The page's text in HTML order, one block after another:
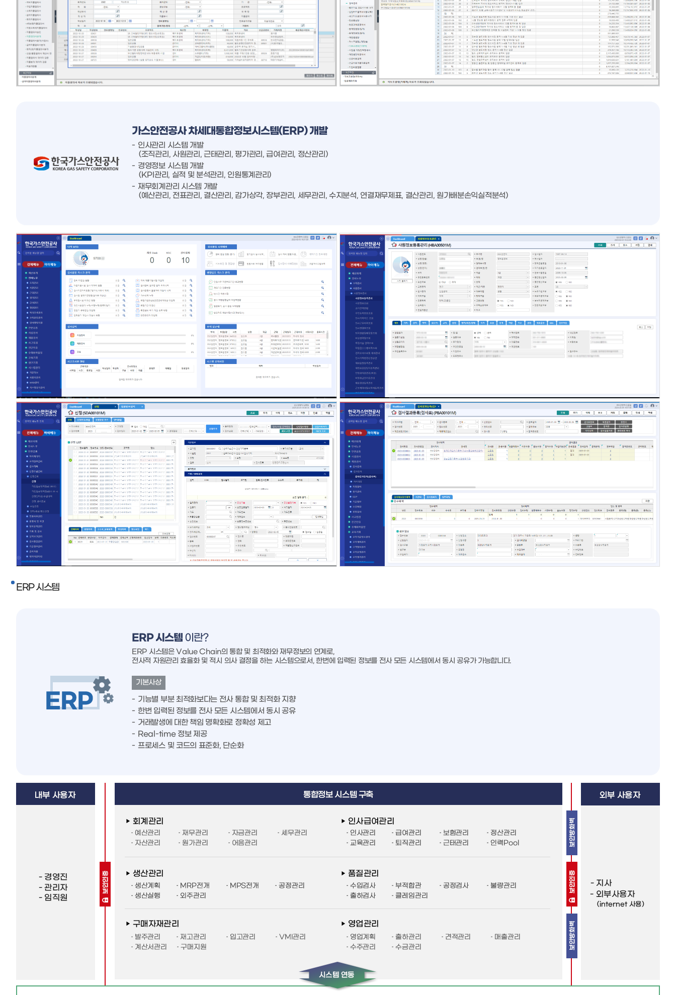
가스안전공사 차세대통합정보시스템(ERP) 개발
인사관리 시스템 개발
(조직관리, 사원관리, 근태관리, 평가관리, 급여관리, 정산관리)
경영정보 시스템 개발
(KPI관리, 실적 및 분석관리, 인원통계관리)
재무회계관리 시스템 개발
(예산관리, 전표관리, 결산관리, 감가상각, 장부관리, 세무관리, 수지분석, 연결재무제표, 결산관리, 원가배분손익실적분석)
ERP 시스템
ERP 시스템 이란?
ERP 시스템은 Value Chain의 통합 및 최적화와 재무정보의 연계로,
전사적 자원관리 효율화 및 적시 의사 결정을 하는 시스템으로서, 한번에 입력된 정보를 전사 모든 시스템에서 동시 공유가 가능합니다.
기본사상
기능별 부분 최적화보다는 전사 통합 및 최적화 지향
한번 입력된 정보를 전사 모든 시스템에서 동시 공유
거래발생에 대한 책임 명확화로 정확성 제고
Real-time 정보 제공
프로세스 및 코드의 표준화, 단순화